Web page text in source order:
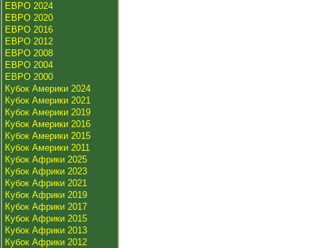
ЕВРО 2024
ЕВРО 2020
ЕВРО 2016
ЕВРО 2012
ЕВРО 2008
ЕВРО 2004
ЕВРО 2000
Кубок Америки 2024
Кубок Америки 2021
Кубок Америки 2019
Кубок Америки 2016
Кубок Америки 2015
Кубок Америки 2011
Кубок Африки 2025
Кубок Африки 2023
Кубок Африки 2021
Кубок Африки 2019
Кубок Африки 2017
Кубок Африки 2015
Кубок Африки 2013
Кубок Африки 2012